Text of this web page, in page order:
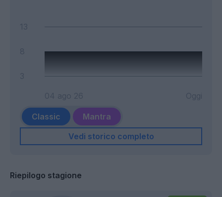
Classic
Mantra
Vedi storico completo
Riepilogo stagione